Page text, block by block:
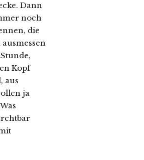
Dann
noch
die
Kopf
aus
ja